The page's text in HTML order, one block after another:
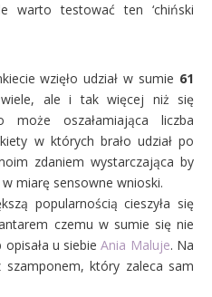
warto testować ten ‘chiński
wzięło udział w sumie 61
ale i tak więcej niż się
oszałamiająca liczba
w których brało udział po
zdaniem wystarczająca by
miarę sensowne wnioski.
popularnością cieszyła się
czemu w sumie się nie
opisała u siebieAnia Maluje. Na
który zaleca sam